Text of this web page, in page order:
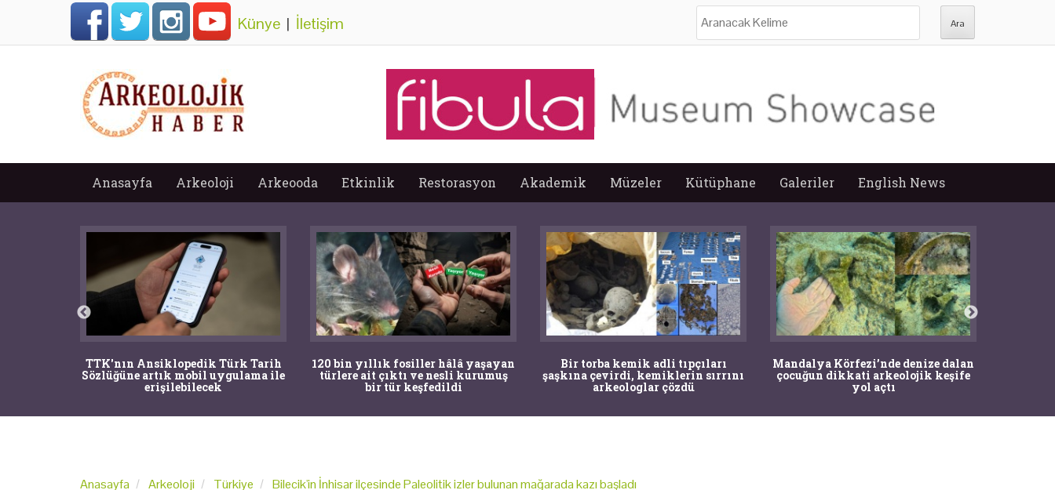
Künye | İletişim
Anasayfa Arkeoloji Arkeooda Etkinlik Restorasyon Akademik Müzeler Kütüphane Galeriler English News
TTK'nın Ansiklopedik Türk Tarih
Sözlüğüne artık mobil uygulama ile
erişilebilecek
120 bin yıllık fosiller hâlâ yaşayan
türlere ait çıktı ve nesli kurumuş
bir tür keşfedildi
Bir torba kemik adli tıpçıları
şaşkına çevirdi, kemiklerin sırrını
arkeologlar çözdü
Mandalya Körfezi’nde denize dalan
çocuğun dikkati arkeolojik keşife
yol açtı
Anasayfa Arkeoloji Türkiye Bilecik'in İnhisar ilçesinde Paleolitik izler bulunan mağarada kazı başladı